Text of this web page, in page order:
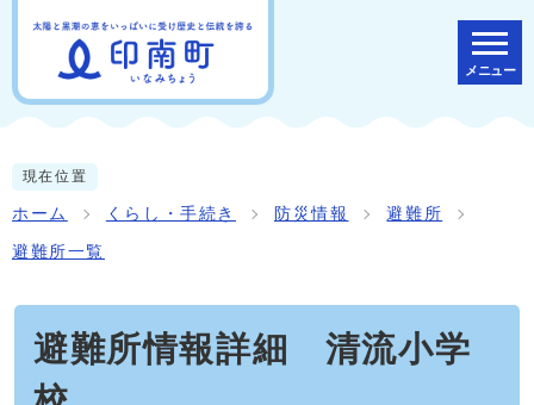
メニュー
現在位置
ホーム くらし・手続き 防災情報 避難所
避難所一覧
避難所情報詳細 清流小学